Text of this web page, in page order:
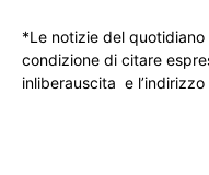
*Le notizie del
condizione di citare
inliberauscita e